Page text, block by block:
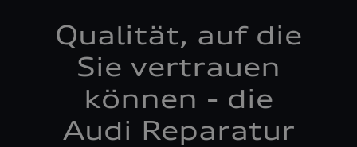
Qualität, auf die
Sie vertrauen
können - die
Audi Reparatur